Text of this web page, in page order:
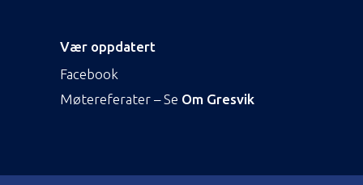
Vær oppdatert
Facebook
Møtereferater – Se Om Gresvik